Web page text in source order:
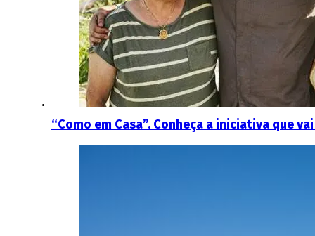
“Como em Casa”. Conheça a iniciativa que